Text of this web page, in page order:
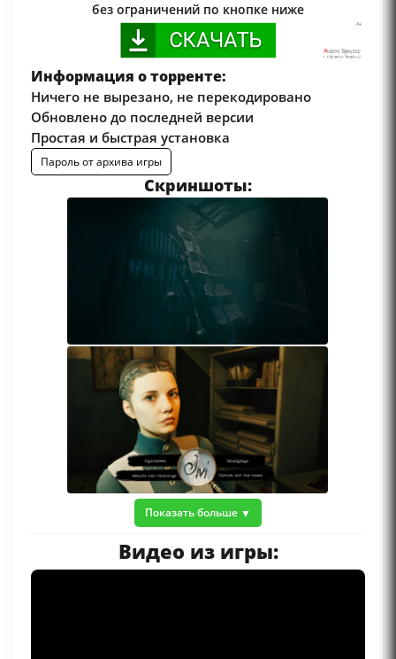
без ограничений по кнопке ниже
Информация о торренте:
Ничего не вырезано, не перекодировано
Обновлено до последней версии
Простая и быстрая установка
Пароль от архива игры
Скриншоты:
Показать больше
Видео из игры: